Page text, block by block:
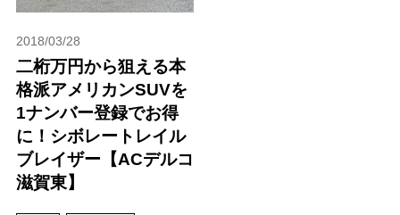
2018/03/28
二桁万円から狙える本
格派アメリカンSUVを
1ナンバー登録でお得
に！シボレートレイル
ブレイザー【ACデルコ
滋賀東】